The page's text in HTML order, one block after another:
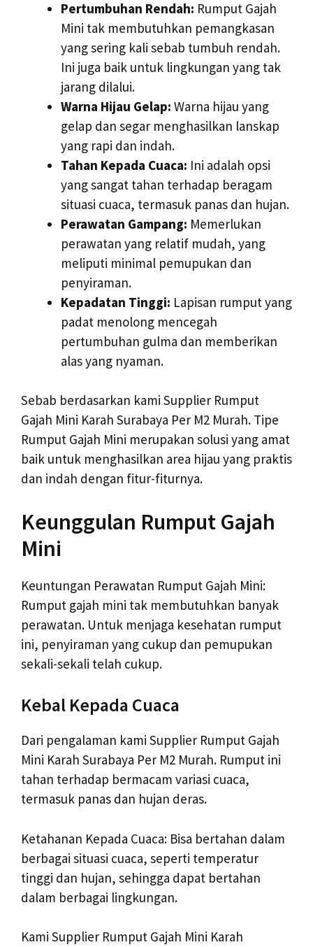
Pertumbuhan Rendah: Rumput Gajah
Mini tak membutuhkan pemangkasan
yang sering kali sebab tumbuh rendah.
Ini juga baik untuk lingkungan yang tak
jarang dilalui.
Warna Hijau Gelap: Warna hijau yang
gelap dan segar menghasilkan lanskap
yang rapi dan indah.
Tahan Kepada Cuaca: Ini adalah opsi
yang sangat tahan terhadap beragam
situasi cuaca, termasuk panas dan hujan.
Perawatan Gampang: Memerlukan
perawatan yang relatif mudah, yang
meliputi minimal pemupukan dan
penyiraman.
Kepadatan Tinggi: Lapisan rumput yang
padat menolong mencegah
pertumbuhan gulma dan memberikan
alas yang nyaman.
Sebab berdasarkan kami Supplier Rumput
Gajah Mini Karah Surabaya Per M2 Murah. Tipe
Rumput Gajah Mini merupakan solusi yang amat
baik untuk menghasilkan area hijau yang praktis
dan indah dengan fitur-fiturnya.
Keunggulan Rumput Gajah
Mini
Keuntungan Perawatan Rumput Gajah Mini:
Rumput gajah mini tak membutuhkan banyak
perawatan. Untuk menjaga kesehatan rumput
ini, penyiraman yang cukup dan pemupukan
sekali-sekali telah cukup.
Kebal Kepada Cuaca
Dari pengalaman kami Supplier Rumput Gajah
Mini Karah Surabaya Per M2 Murah. Rumput ini
tahan terhadap bermacam variasi cuaca,
termasuk panas dan hujan deras.
Ketahanan Kepada Cuaca: Bisa bertahan dalam
berbagai situasi cuaca, seperti temperatur
tinggi dan hujan, sehingga dapat bertahan
dalam berbagai lingkungan.
Kami Supplier Rumput Gajah Mini Karah